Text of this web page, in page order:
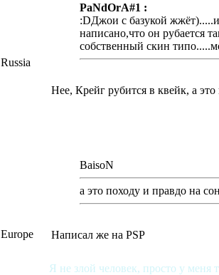
PaNdOrA#1 :
:DДжои с базукой
написано,что он рубается
собственный скин
Нее, Крейг рубится в квейк, а
BaisoN
а это походу и правдо на
Написал же на PSP
Я не злой человек, просто у меня